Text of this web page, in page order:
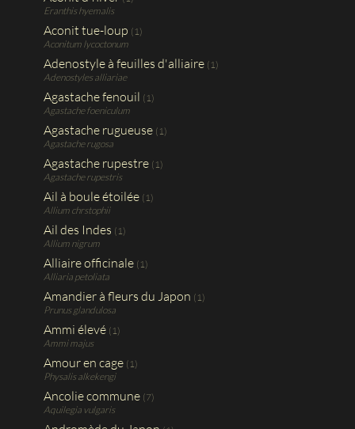
Eranthis hyemalis
Aconit tue-loup (1)
Aconitum lycoctonum
Adenostyle à feuilles d'alliaire (1)
Adenostyles alliariae
Agastache fenouil (1)
Agastache foeniculum
Agastache rugueuse (1)
Agastache rugosa
Agastache rupestre (1)
Agastache rupestris
Ail à boule étoilée (1)
Allium chrstophii
Ail des Indes (1)
Allium nigrum
Alliaire officinale (1)
Alliaria petoliata
Amandier à fleurs du Japon (1)
Prunus glandulosa
Ammi élevé (1)
Ammi majus
Amour en cage (1)
Physalis alkekengi
Ancolie commune (7)
Aquilegia vulgaris